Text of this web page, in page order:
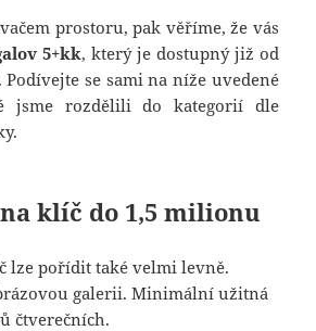
prostoru, pak věříme, že vás
5+kk, který je dostupný již od
se sami na níže uvedené
jsme rozdělili do kategorií dle
klíč do 1,5 milionu
lze pořídit také velmi levně.
galerii. Minimální užitná
čtverečních.